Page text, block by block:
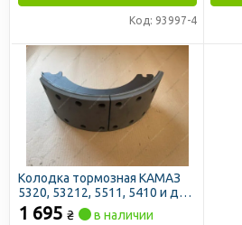
Код: 93997-4
Колодка тормозная КАМАЗ
5320, 53212, 5511, 5410 и др с
накладками (Трибо)
1 695 ₴ в наличии